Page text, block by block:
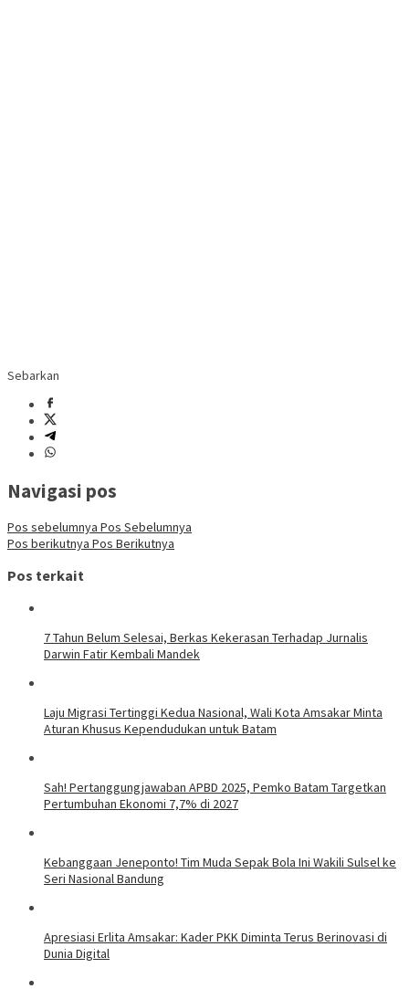
Sebarkan
Navigasi pos
Pos sebelumnya Pos Sebelumnya
Pos berikutnya Pos Berikutnya
Pos terkait
7 Tahun Belum Selesai, Berkas Kekerasan Terhadap Jurnalis
Darwin Fatir Kembali Mandek
Laju Migrasi Tertinggi Kedua Nasional, Wali Kota Amsakar Minta
Aturan Khusus Kependudukan untuk Batam
Sah! Pertanggungjawaban APBD 2025, Pemko Batam Targetkan
Pertumbuhan Ekonomi 7,7% di 2027
Kebanggaan Jeneponto! Tim Muda Sepak Bola Ini Wakili Sulsel ke
Seri Nasional Bandung
Apresiasi Erlita Amsakar: Kader PKK Diminta Terus Berinovasi di
Dunia Digital